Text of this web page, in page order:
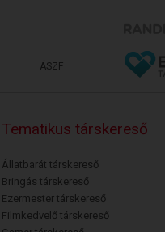
ÁSZF
Tematikus társkereső
Állatbarát társkereső
Bringás társkereső
Ezermester társkereső
Filmkedvelő társkereső